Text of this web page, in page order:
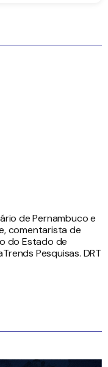
de Pernambuco e
comentarista de
do Estado de
Pesquisas. DRT